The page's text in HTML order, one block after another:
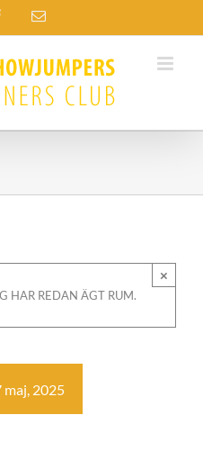
Facebook
E-
HAR REDAN ÄGT RUM.
×
maj, 2025